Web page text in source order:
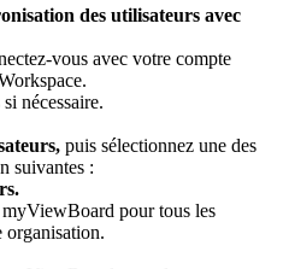
des utilisateurs avec
vous avec votre compte
nécessaire.
puis sélectionnez une des
suivantes :
myViewBoard pour tous les
organisation.